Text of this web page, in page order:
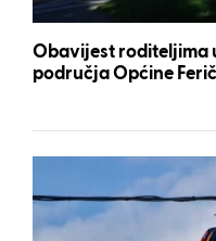
Obavijest roditeljima
područja Općine